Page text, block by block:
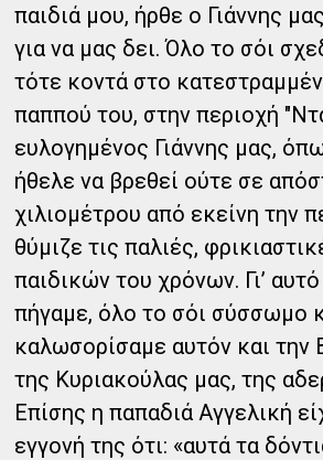
παιδιά μου, ήρθε ο Γιάννης
για να μας δει. Όλο το σόι
τότε κοντά στο
παππού του, στην περιοχή
ευλογημένος Γιάννης μας,
ήθελε να βρεθεί ούτε σε
χιλιομέτρου από εκείνη την
θύμιζε τις παλιές,
παιδικών του χρόνων. Γι’
πήγαμε, όλο το σόι σύσσωμο
καλωσορίσαμε αυτόν και την
της Κυριακούλας μας, της
Επίσης η παπαδιά Αγγελική
εγγονή της ότι: «αυτά τα